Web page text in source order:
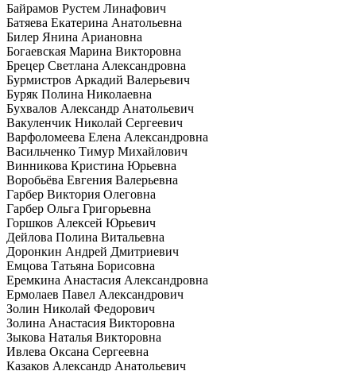
Байрамов Рустем Линафович
Батяева Екатерина Анатольевна
Билер Янина Ариановна
Богаевская Марина Викторовна
Брецер Светлана Александровна
Бурмистров Аркадий Валерьевич
Буряк Полина Николаевна
Бухвалов Александр Анатольевич
Вакуленчик Николай Сергеевич
Варфоломеева Елена Александровна
Васильченко Тимур Михайлович
Винникова Кристина Юрьевна
Воробьёва Евгения Валерьевна
Гарбер Виктория Олеговна
Гарбер Ольга Григорьевна
Горшков Алексей Юрьевич
Дейлова Полина Витальевна
Доронкин Андрей Дмитриевич
Емцова Татьяна Борисовна
Еремкина Анастасия Александровна
Ермолаев Павел Александрович
Золин Николай Федорович
Золина Анастасия Викторовна
Зыкова Наталья Викторовна
Ивлева Оксана Сергеевна
Казаков Александр Анатольевич